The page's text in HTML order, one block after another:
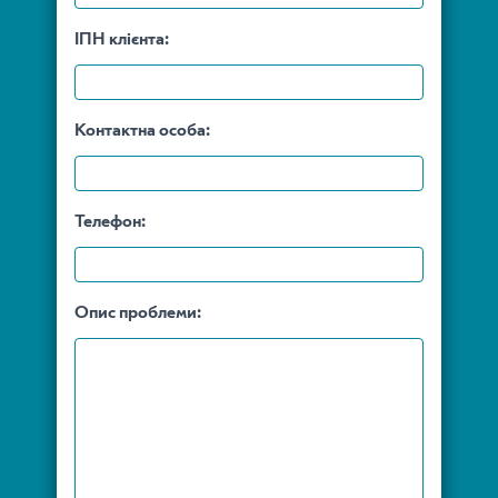
ІПН клієнта:
Контактна особа:
Телефон:
Опис проблеми: